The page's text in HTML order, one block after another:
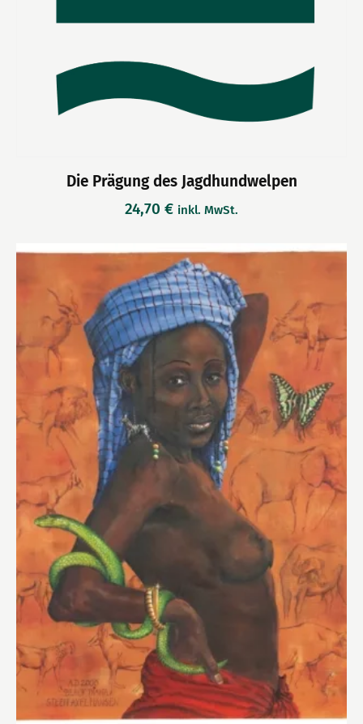
Die Prägung des Jagdhundwelpen
24,70 € inkl. MwSt.